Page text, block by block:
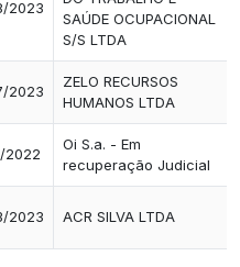
2023
SAÚDE OCUPACIONAL
S/S LTDA
2023
ZELO RECURSOS
HUMANOS LTDA
2022
Oi S.a. - Em
recuperação Judicial
2023 ACR SILVA LTDA